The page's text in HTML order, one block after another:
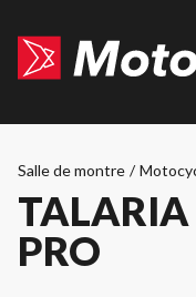
Salle de montre /
PRO